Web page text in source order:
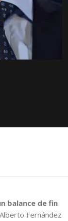
balance de fin
Fernández